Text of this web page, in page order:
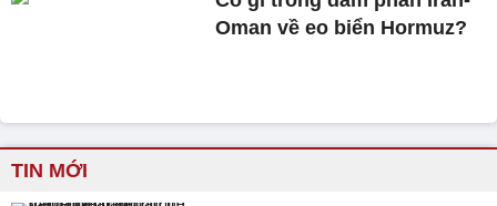
Oman về eo biển Hormuz?
TIN MỚI